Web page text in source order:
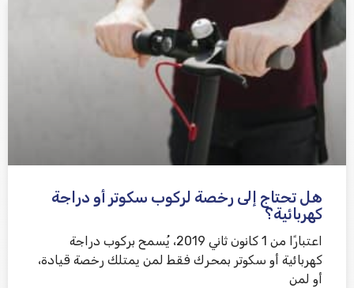
هل تحتاج إلى رخصة لركوب سكوتر أو دراجة
كهربائية؟
اعتبارًا من 1 كانون ثاني 2019، يُسمح بركوب دراجة
كهربائية أو سكوتر بمحرك فقط لمن يمتلك رخصة قيادة،
أو لمن